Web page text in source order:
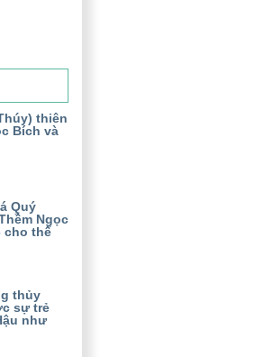
thiên
Bích và
Quý
Ngọc
cho thế
thủy
sự trẻ
như